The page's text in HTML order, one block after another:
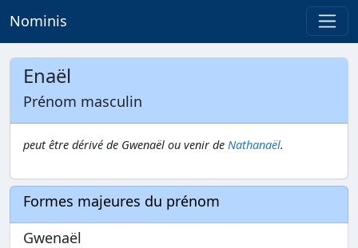
Nominis
Enaël
Prénom masculin
peut être dérivé de Gwenaël ou venir de Nathanaël.
Formes majeures du prénom
Gwenaël